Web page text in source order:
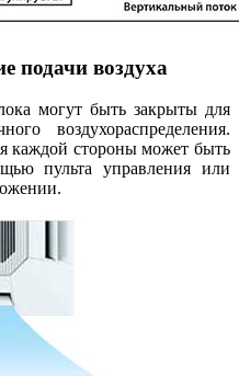
подачи воздуха
могут быть закрыты для
воздухораспределения.
каждой стороны может быть
пульта управления или